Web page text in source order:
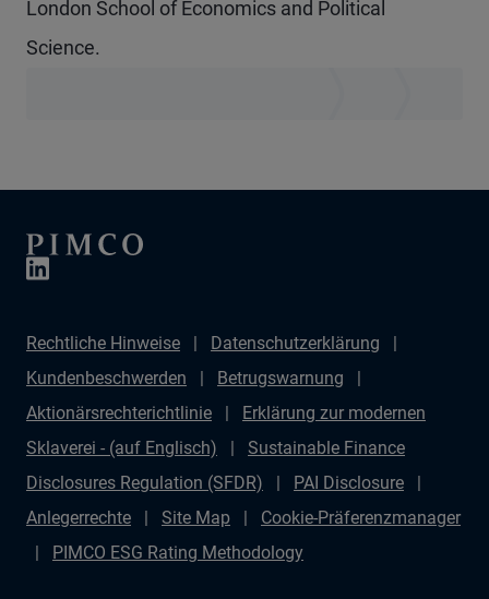
London School of Economics and Political
Science.
Rechtliche Hinweise
Datenschutzerklärung
Kundenbeschwerden
Betrugswarnung
Aktionärsrechterichtlinie
Erklärung zur modernen
Sklaverei - (auf Englisch)
Sustainable Finance
Disclosures Regulation (SFDR)
PAI Disclosure
Anlegerrechte
Site Map
Cookie-Präferenzmanager
PIMCO ESG Rating Methodology